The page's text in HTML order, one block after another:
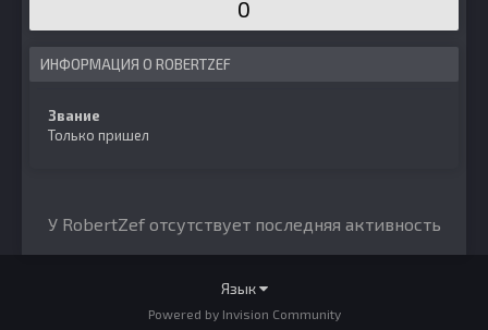
0
ИНФОРМАЦИЯ О ROBERTZEF
Звание
Только пришел
У RobertZef отсутствует последняя активность
Язык
Powered by Invision Community